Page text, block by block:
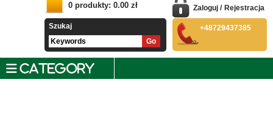
0 produkty: 0.00 zł
Szukaj
Zaloguj / Rejestracja
+48729437385
CATEGORY